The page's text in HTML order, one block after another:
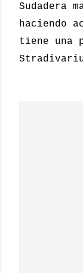
Sudadera
haciendo
tiene una